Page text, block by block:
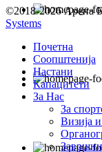
©2018-2026 Арена
Systems
Почетна
Соопштенија
Настани
Капацитети
За Нас
За
Визија